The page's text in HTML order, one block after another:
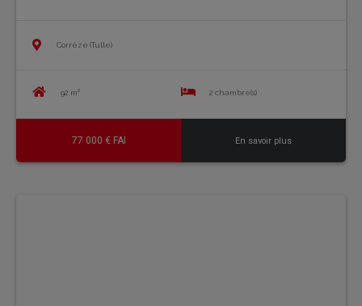
Corrèze (Tulle)
92 m² 2 chambre(s)
77 000 € FAI En savoir plus